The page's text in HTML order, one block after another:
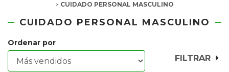
> CUIDADO PERSONAL MASCULINO
CUIDADO PERSONAL MASCULINO
Ordenar por
FILTRAR